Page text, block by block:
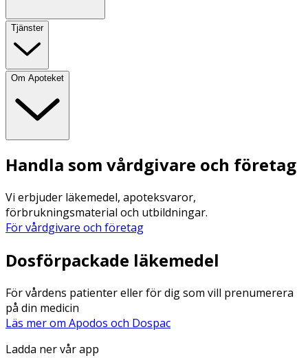
Tjänster
Om Apoteket
Handla som vårdgivare och företag
Vi erbjuder läkemedel, apoteksvaror,
förbrukningsmaterial och utbildningar.
För vårdgivare och företag
Dosförpackade läkemedel
För vårdens patienter eller för dig som vill prenumerera
på din medicin
Läs mer om Apodos och Dospac
Ladda ner vår app